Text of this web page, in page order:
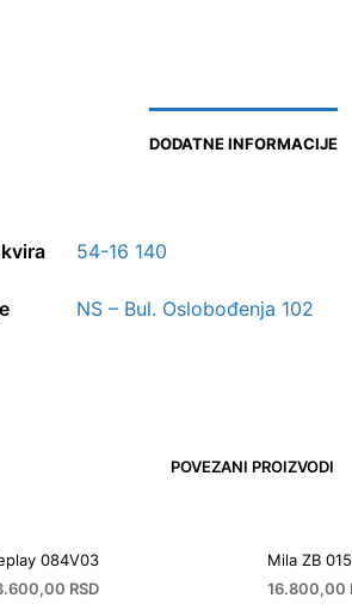
DODATNE INFORMACIJE
54-16 140
NS – Bul. Oslobođenja 102
POVEZANI PROIZVODI
084V03
RSD
Mila ZB
16.800,00